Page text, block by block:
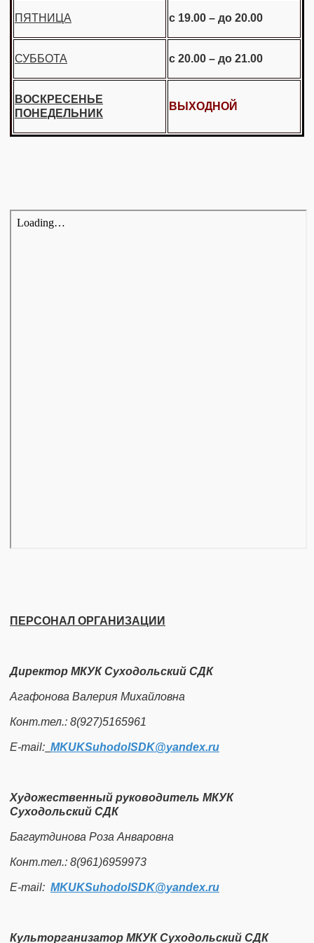
ПЯТНИЦА с 19.00 – до 20.00
СУББОТА с 20.00 – до 21.00
ВОСКРЕСЕНЬЕ
ПОНЕДЕЛЬНИК
ВЫХОДНОЙ
ПЕРСОНАЛ ОРГАНИЗАЦИИ
Директор МКУК Суходольский СДК
Агафонова Валерия Михайловна
Конт.тел.: 8(927)5165961
Е-mail: MKUKSuhodolSDK​@​yandex.ru
Художественный руководитель МКУК
Суходольский СДК
Багаутдинова Роза Анваровна
Конт.тел.: 8(961)6959973
Е-mail: MKUKSuhodolSDK​@​yandex.ru
Культорганизатор МКУК Суходольский СДК